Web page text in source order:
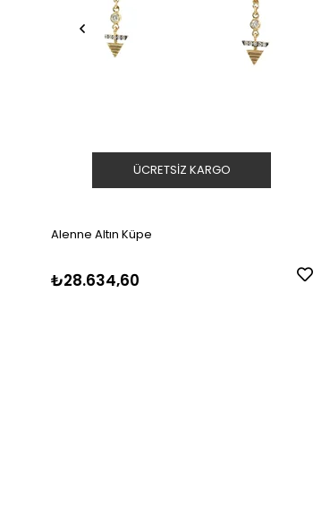
Alenne Altın Küpe
₺28.634,60
ÜCRETSIZ KARGO